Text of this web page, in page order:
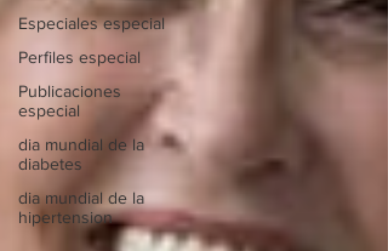
Especiales especial
Perfiles especial
Publicaciones
especial
dia mundial de la
diabetes
dia mundial de la
hipertension